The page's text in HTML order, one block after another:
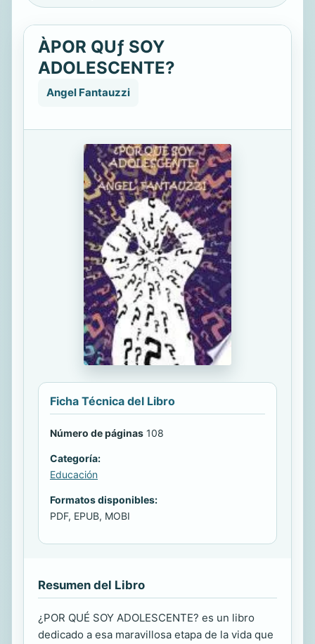
ÀPOR QUƒ SOY
ADOLESCENTE?
Angel Fantauzzi
Ficha Técnica del Libro
Número de páginas 108
Categoría:
Educación
Formatos disponibles:
PDF, EPUB, MOBI
Resumen del Libro
¿POR QUÉ SOY ADOLESCENTE? es un libro
dedicado a esa maravillosa etapa de la vida que